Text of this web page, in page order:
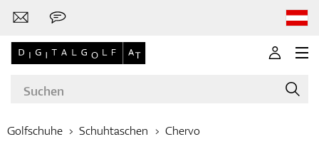
Golfschuhe Schuhtaschen Chervo